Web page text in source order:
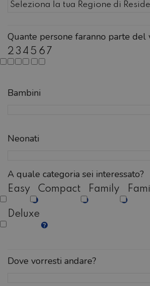
Quante persone faranno parte del
2 3 4 5 6 7
Bambini
Neonati
A quale categoria sei interessato?
Easy Compact Family
Deluxe
Dove vorresti andare?